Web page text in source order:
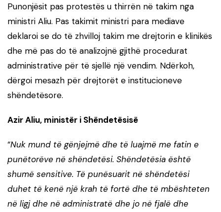
Punonjësit pas protestës u thirrën në takim nga
ministri Aliu. Pas takimit ministri para mediave
deklaroi se do të zhvilloj takim me drejtorin e klinikës
dhe më pas do të analizojnë gjithë procedurat
administrative për të sjellë një vendim. Ndërkoh,
dërgoi mesazh për drejtorët e institucioneve
shëndetësore.
Azir Aliu, ministër i Shëndetësisë
“Nuk mund të gënjejmë dhe të luajmë me fatin e
punëtorëve në shëndetësi. Shëndetësia është
shumë sensitive. Të punësuarit në shëndetësi
duhet të kenë një krah të fortë dhe të mbështeten
në ligj dhe në administratë dhe jo në fjalë dhe